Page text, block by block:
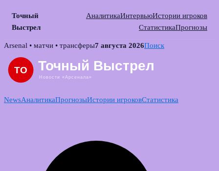
Точный
Выстрел
АналитикаИнтервьюИстории игроков
СтатистикаПрогнозы
Skip
content
Arsenal • матчи • трансферы7 августа 2026Поиск
NewsАналитикаПрогнозыИстории игроковСтатистика